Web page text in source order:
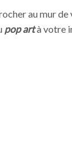
au mur
pop artà votre